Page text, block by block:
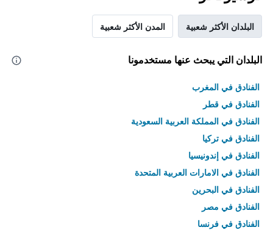
البلدان الأكثر شعبية المدن الأكثر شعبية
البلدان التي يبحث عنها مستخدمونا
الفنادق في المغرب
الفنادق في قطر
الفنادق في المملكة العربية السعودية
الفنادق في تركيا
الفنادق في إندونيسيا
الفنادق في الامارات العربية المتحدة
الفنادق في البحرين
الفنادق في مصر
الفنادق في فرنسا